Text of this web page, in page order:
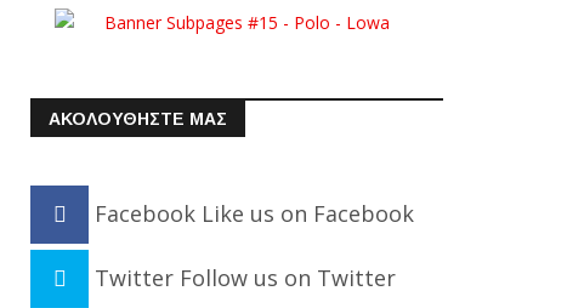
ΑΚΟΛΟΥΘΗΣΤΕ ΜΑΣ
Facebook Like us on Facebook
Twitter Follow us on Twitter